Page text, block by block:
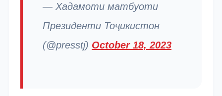
— Хадамоти матбуоти
Президенти Тоҷикистон
(@presstj) October 18, 2023